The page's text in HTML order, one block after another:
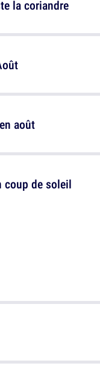
la coriandre
août
coup de soleil